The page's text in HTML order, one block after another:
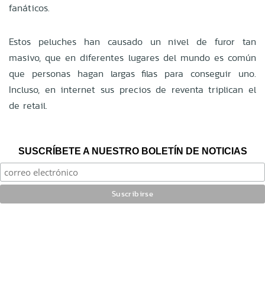
fanáticos.
Estos peluches han causado un nivel de furor tan
masivo, que en diferentes lugares del mundo es común
que personas hagan largas filas para conseguir uno.
Incluso, en internet sus precios de reventa triplican el
de retail.
SUSCRÍBETE A NUESTRO BOLETÍN DE NOTICIAS